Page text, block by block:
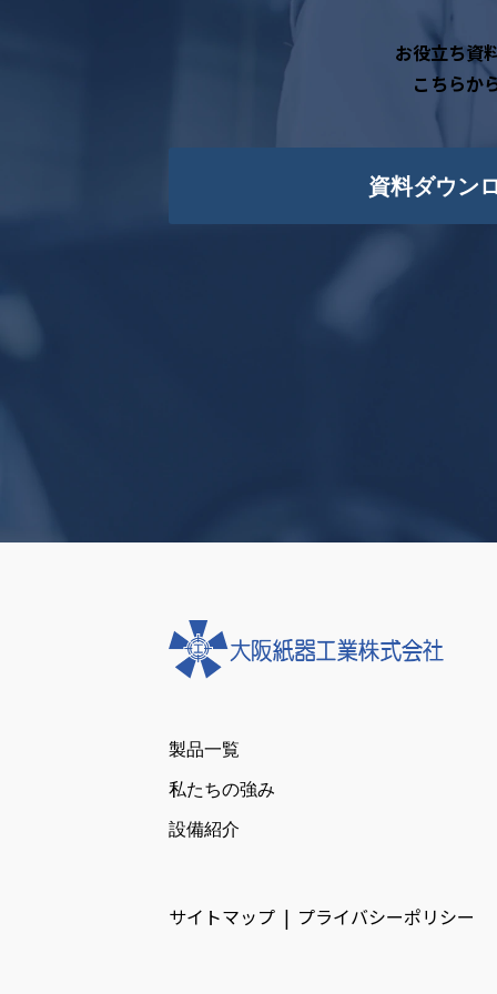
お役立ち資
こちらか
資料ダウン
製品一覧
私たちの強み
設備紹介
サイトマップ プライバシーポリシー